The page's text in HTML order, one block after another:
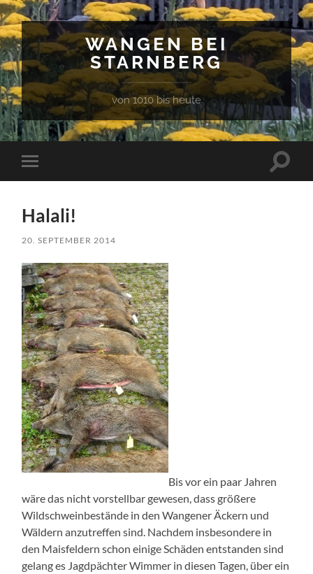
WANGEN BEI
STARNBERG
von 1010 bis heute
Mobile-
Menü
Halali!
20. SEPTEMBER 2014
Bis vor ein paar Jahren
wäre das nicht vorstellbar gewesen, dass größere
Wildschweinbestände in den Wangener Äckern und
Wäldern anzutreffen sind. Nachdem insbesondere in
den Maisfeldern schon einige Schäden entstanden sind
gelang es Jagdpächter Wimmer in diesen Tagen, über ein